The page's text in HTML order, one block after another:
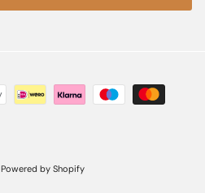
Powered by Shopify